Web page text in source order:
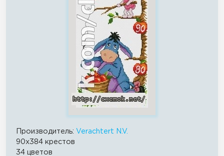
Производитель: Verachtert N.V.
90x384 крестов
34 цветов